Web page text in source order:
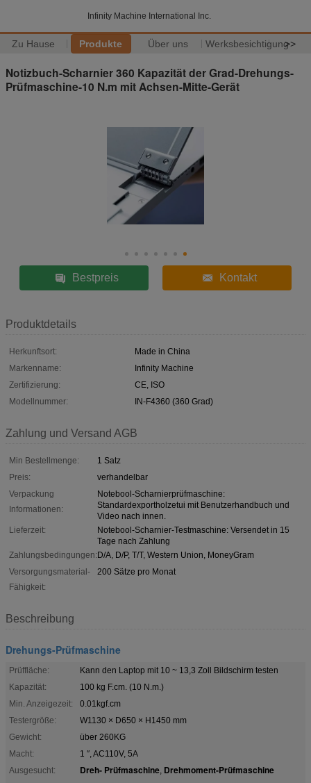
Infinity Machine International Inc.
Zu Hause Produkte Über uns Werksbesichtigung>>
Notizbuch-Scharnier 360 Kapazität der Grad-Drehungs-
Prüfmaschine-10 N.m mit Achsen-Mitte-Gerät
Bestpreis Kontakt
Produktdetails
Herkunftsort:
Made in China
Markenname:
Infinity Machine
Zertifizierung:
CE, ISO
Modellnummer:
IN-F4360 (360 Grad)
Zahlung und Versand AGB
Min Bestellmenge:
1 Satz
Preis:
verhandelbar
Verpackung
Informationen:
Notebool-Scharnierprüfmaschine:
Standardexportholzetui mit Benutzerhandbuch und
Video nach innen.
Lieferzeit:
Notebool-Scharnier-Testmaschine: Versendet in 15
Tage nach Zahlung
Zahlungsbedingungen:D/A, D/P, T/T, Western Union, MoneyGram
Versorgungsmaterial-
Fähigkeit:
200 Sätze pro Monat
Beschreibung
Drehungs-Prüfmaschine
Prüffläche:
Kann den Laptop mit 10 ~ 13,3 Zoll Bildschirm testen
Kapazität:
100 kg F.cm. (10 N.m.)
Min. Anzeigezeit:
0.01kgf.cm
Testergröße:
W1130 × D650 × H1450 mm
Gewicht:
über 260KG
Macht:
1 ′′, AC110V, 5A
Ausgesucht:
Dreh- Prüfmaschine, Drehmoment-Prüfmaschine